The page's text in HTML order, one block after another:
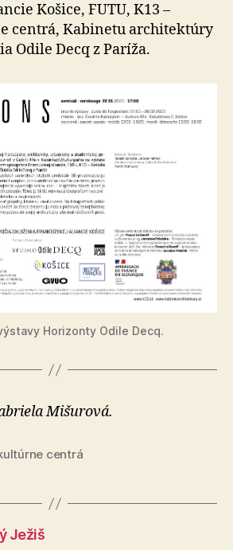
Košice, FUTU, K13 –
centrá, Kabinetu architektúry
Odile Decq z Paríža.
Horizonty Odile Decq.
Mišurová.
centrá
Ježiš